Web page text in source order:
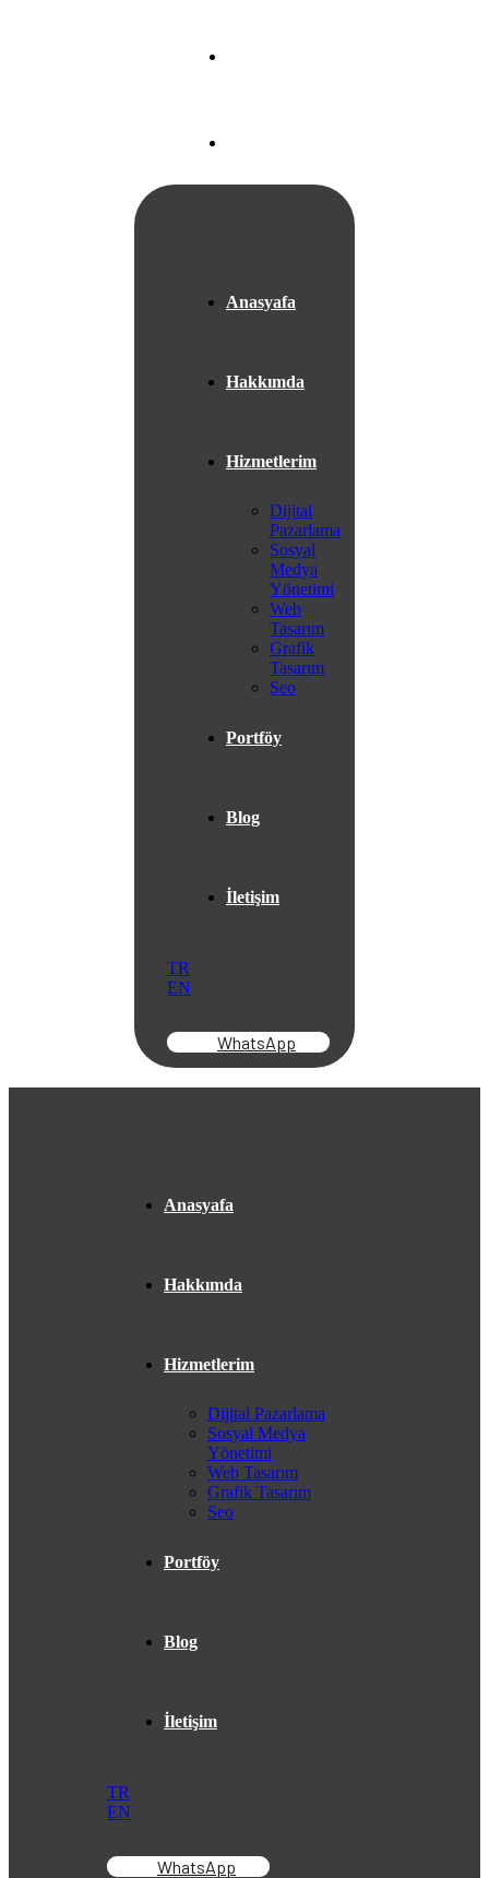
Anasyafa
Hakkımda
Hizmetlerim
Dijital
Pazarlama
Sosyal
Medya
Yönetimi
Web
Tasarım
Grafik
Tasarım
Seo
Portföy
Blog
İletişim
TR
EN
WhatsApp
Anasyafa
Hakkımda
Hizmetlerim
Dijital Pazarlama
Sosyal Medya
Yönetimi
Web Tasarım
Grafik Tasarım
Seo
Portföy
Blog
İletişim
TR
EN
WhatsApp